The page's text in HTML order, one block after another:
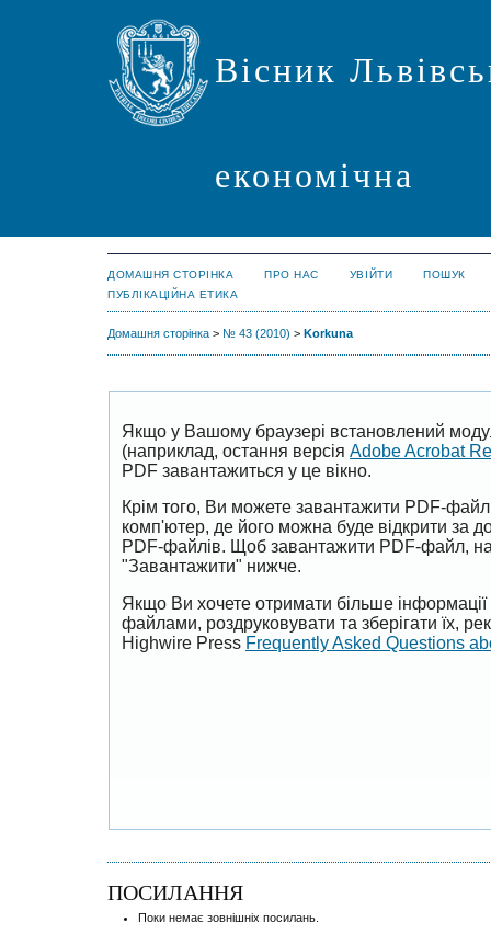
Вісник
економічна
ДОМАШНЯ СТОРІНКА ПРО НАС УВІЙТИ
ПОШУК
ПУБЛІКАЦІЙНА ЕТИКА
Домашня сторінка > № 43 (2010) > Korkuna
Якщо у Вашому браузері встановлений
(наприклад, остання версія Adobe Acrobat
PDF завантажиться у це вікно.
Крім того, Ви можете завантажити PDF-
комп'ютер, де його можна буде відкрити за
PDF-файлів. Щоб завантажити PDF-файл,
"Завантажити" нижче.
Якщо Ви хочете отримати більше
файлами, роздруковувати та зберігати їх,
Highwire Press Frequently Asked Questions
ПОСИЛАННЯ
Поки немає зовнішніх посилань.